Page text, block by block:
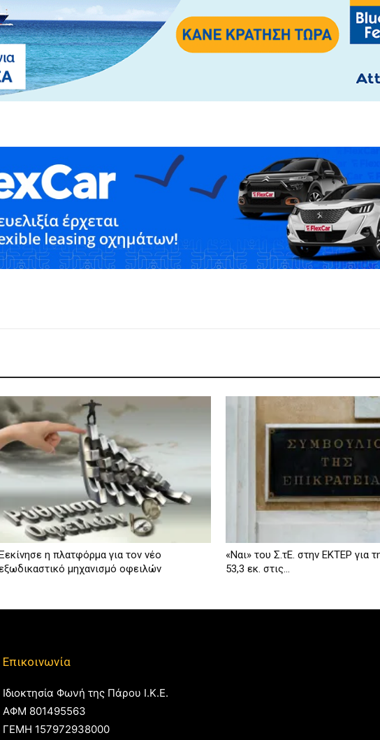
Ξεκίνησε η πλατφόρμα για τον νέο
μηχανισμό οφειλών
«Ναι» του Σ.τΕ. στην ΕΚΤΕΡ για
53,3 εκ. στις...
Επικοινωνία
Ιδιοκτησία Φωνή της Πάρου Ι.Κ.Ε.
ΑΦΜ 801495563
ΓΕΜΗ 157972938000